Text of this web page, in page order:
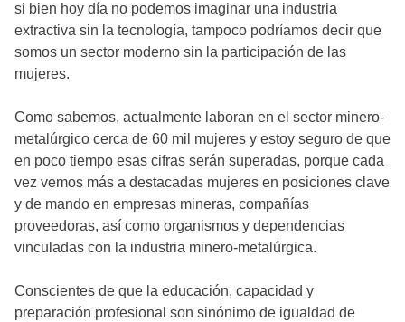
si bien hoy día no podemos imaginar una industria
extractiva sin la tecnología, tampoco podríamos decir que
somos un sector moderno sin la participación de las
mujeres.
Como sabemos, actualmente laboran en el sector minero-
metalúrgico cerca de 60 mil mujeres y estoy seguro de que
en poco tiempo esas cifras serán superadas, porque cada
vez vemos más a destacadas mujeres en posiciones clave
y de mando en empresas mineras, compañías
proveedoras, así como organismos y dependencias
vinculadas con la industria minero-metalúrgica.
Conscientes de que la educación, capacidad y
preparación profesional son sinónimo de igualdad de